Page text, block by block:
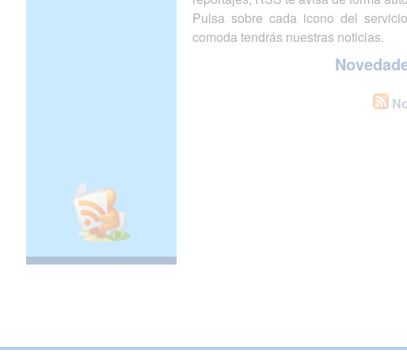
Pulsa sobre cada icono del
comoda tendrás nuestras noticias.